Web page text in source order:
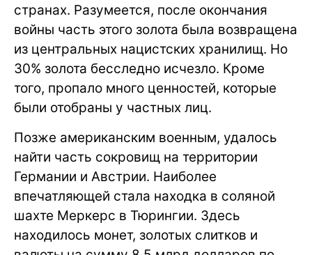
странах. Разумеется, после окончания
войны часть этого золота была возвращена
из центральных нацистских хранилищ. Но
30% золота бесследно исчезло. Кроме
того, пропало много ценностей, которые
были отобраны у частных лиц.
Позже американским военным, удалось
найти часть сокровищ на территории
Германии и Австрии. Наиболее
впечатляющей стала находка в соляной
шахте Меркерс в Тюрингии. Здесь
находилось монет, золотых слитков и